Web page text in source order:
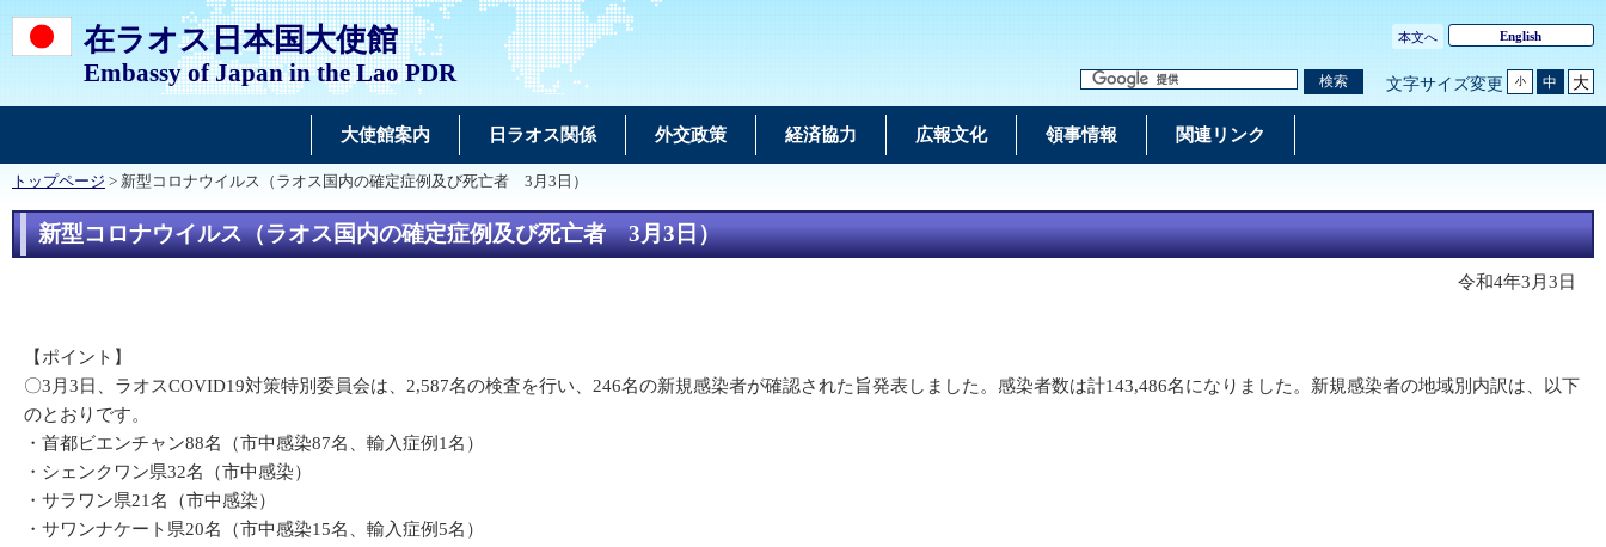
在ラオス日本国大使館
Embassy of Japan in the Lao PDR
本文へ English
検索 文字サイズ変更 小 中 大
大使館案内 日ラオス関係 外交政策 経済協力 広報文化 領事情報 関連リンク
トップページ > 新型コロナウイルス（ラオス国内の確定症例及び死亡者 3月3日）
新型コロナウイルス（ラオス国内の確定症例及び死亡者 3月3日）
令和4年3月3日
【ポイント】
〇3月3日、ラオスCOVID19対策特別委員会は、2,587名の検査を行い、246名の新規感染者が確認された旨発表しました。感染者数は計143,486名になりました。新規感染者の地域別内訳は、以下
のとおりです。
・首都ビエンチャン88名（市中感染87名、輸入症例1名）
・シェンクワン県32名（市中感染）
・サラワン県21名（市中感染）
・サワンナケート県20名（市中感染15名、輸入症例5名）